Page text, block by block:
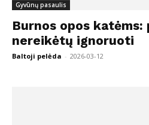
Gyvūnų pasaulis
Burnos opos katėms:
nereikėtų ignoruoti
Baltoji pelėda - 2026-03-12